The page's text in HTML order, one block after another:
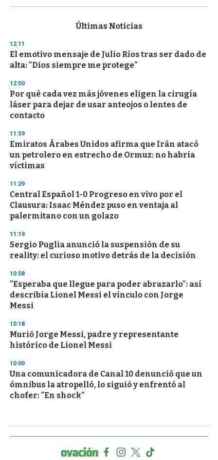
s
d
s
o
f
3
s
e
c
o
d
s
Últimas Noticias
12:11
El emotivo mensaje de Julio Ríos tras ser dado de
alta: "Dios siempre me protege"
12:00
Por qué cada vez más jóvenes eligen la cirugía
láser para dejar de usar anteojos o lentes de
contacto
11:59
Emiratos Árabes Unidos afirma que Irán atacó
un petrolero en estrecho de Ormuz: no habría
víctimas
11:29
Central Español 1-0 Progreso en vivo por el
Clausura: Isaac Méndez puso en ventaja al
palermitano con un golazo
11:19
Sergio Puglia anunció la suspensión de su
reality: el curioso motivo detrás de la decisión
10:58
"Esperaba que llegue para poder abrazarlo": así
describía Lionel Messi el vínculo con Jorge
Messi
10:18
Murió Jorge Messi, padre y representante
histórico de Lionel Messi
10:00
Una comunicadora de Canal 10 denunció que un
ómnibus la atropelló, lo siguió y enfrentó al
chofer: "En shock"